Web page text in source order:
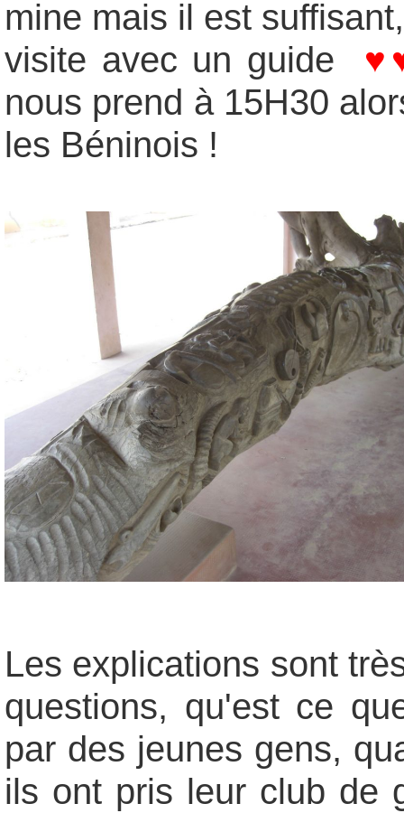
mine mais il est
visite avec un guide
nous prend à 15H30
les Béninois !
Les explications sont
questions, qu'est ce
par des jeunes gens,
ils ont pris leur club de